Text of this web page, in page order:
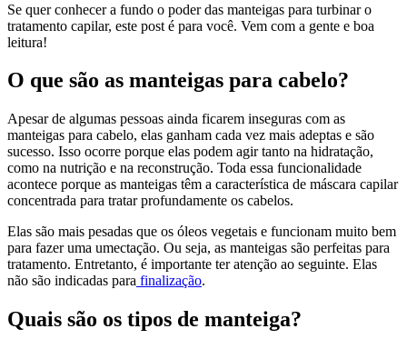
Se quer conhecer a fundo o poder das manteigas para turbinar o
tratamento capilar, este post é para você. Vem com a gente e boa
leitura!
O que são as manteigas para cabelo?
Apesar de algumas pessoas ainda ficarem inseguras com as
manteigas para cabelo, elas ganham cada vez mais adeptas e são
sucesso. Isso ocorre porque elas podem agir tanto na hidratação,
como na nutrição e na reconstrução. Toda essa funcionalidade
acontece porque as manteigas têm a característica de máscara capilar
concentrada para tratar profundamente os cabelos.
Elas são mais pesadas que os óleos vegetais e funcionam muito bem
para fazer uma umectação. Ou seja, as manteigas são perfeitas para
tratamento. Entretanto, é importante ter atenção ao seguinte. Elas
não são indicadas para finalização.
Quais são os tipos de manteiga?